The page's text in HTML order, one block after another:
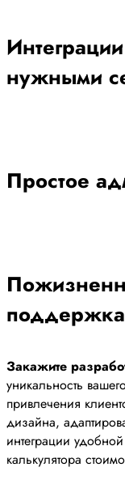
нужными
Простое
поддержка
Закажите
уникальность
привлечения
дизайна,
интеграции
калькулятора